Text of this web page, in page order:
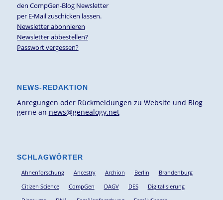
den CompGen-Blog Newsletter
per E-Mail zuschicken lassen.
Newsletter abonnieren
Newsletter abbestellen?
Passwort vergessen?
NEWS-REDAKTION
Anregungen oder Rückmeldungen zu Website und Blog
gerne an news@genealogy.net
SCHLAGWÖRTER
Ahnenforschung Ancestry Archion Berlin
Brandenburg
Citizen Science
CompGen DAGV DES
Digitalisierung